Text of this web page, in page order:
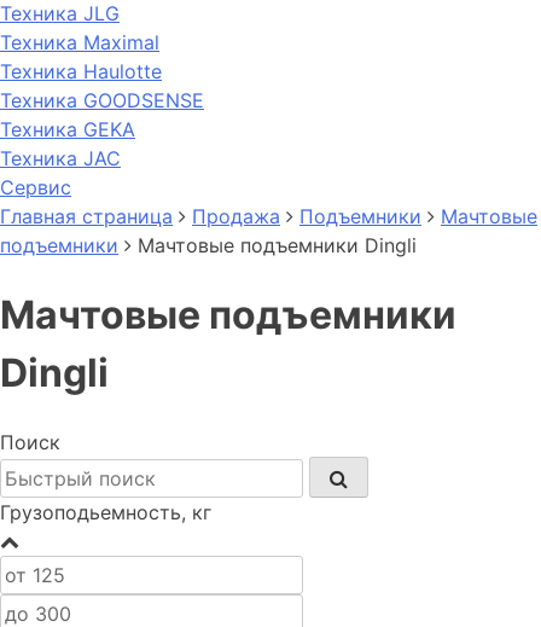
Техника JLG
Техника Maximal
Техника Haulotte
Техника GOODSENSE
Техника GEKA
Техника JAC
Cервис
Главная страница
Продажа Подъемники
Мачтовые
подъемники
Мачтовые подъемники Dingli
Мачтовые подъемники
Dingli
Поиск
Грузоподьемность, кг